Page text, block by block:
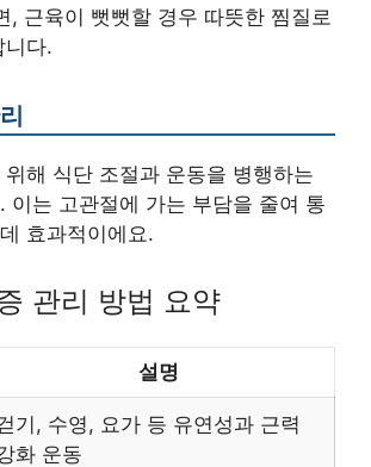
, 근육이 뻣뻣할 경우 따뜻한 찜질로
니다.
해 식단 조절과 운동을 병행하는
이는 고관절에 가는 부담을 줄여 통
효과적이에요.
관리 방법 요약
설명
기, 수영, 요가 등 유연성과 근력
화 운동